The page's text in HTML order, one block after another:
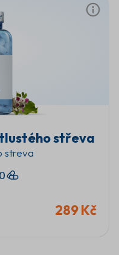
střeva
streva
289 Kč